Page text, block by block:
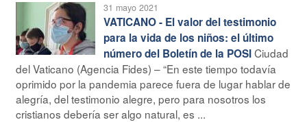
31 mayo 2021
VATICANO - El valor del testimonio
para la vida de los niños: el último
número del Boletín de la POSICiudad
del Vaticano (Agencia Fides) – “En este tiempo todavía
oprimido por la pandemia parece fuera de lugar hablar de
alegría, del testimonio alegre, pero para nosotros los
cristianos debería ser algo natural, es ...